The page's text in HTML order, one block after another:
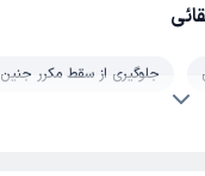
جلوگیری از سقط مکرر جنین